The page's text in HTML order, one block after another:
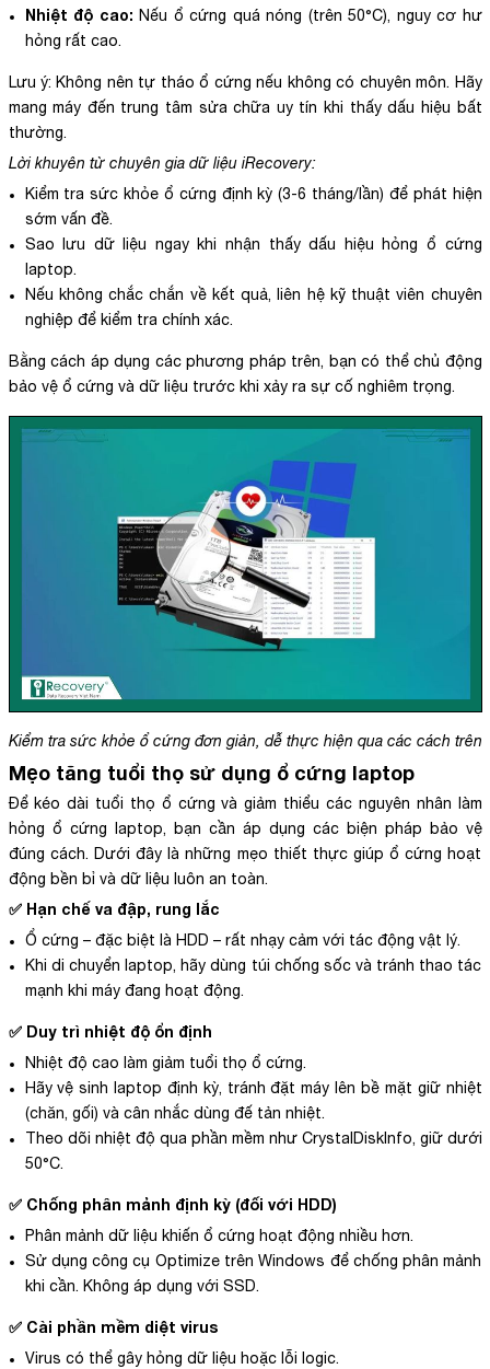
Nhiệt độ cao: Nếu ổ cứng quá nóng (trên 50°C), nguy cơ hư
hỏng rất cao.
Lưu ý: Không nên tự tháo ổ cứng nếu không có chuyên môn. Hãy
mang máy đến trung tâm sửa chữa uy tín khi thấy dấu hiệu bất
thường.
Lời khuyên từ chuyên gia dữ liệu iRecovery:
Kiểm tra sức khỏe ổ cứng định kỳ (3-6 tháng/lần) để phát hiện
sớm vấn đề.
Sao lưu dữ liệu ngay khi nhận thấy dấu hiệu hỏng ổ cứng
laptop.
Nếu không chắc chắn về kết quả, liên hệ kỹ thuật viên chuyên
nghiệp để kiểm tra chính xác.
Bằng cách áp dụng các phương pháp trên, bạn có thể chủ động
bảo vệ ổ cứng và dữ liệu trước khi xảy ra sự cố nghiêm trọng.
Kiểm tra sức khỏe ổ cứng đơn giản, dễ thực hiện qua các cách trên
Mẹo tăng tuổi thọ sử dụng ổ cứng laptop
Để kéo dài tuổi thọ ổ cứng và giảm thiểu các nguyên nhân làm
hỏng ổ cứng laptop, bạn cần áp dụng các biện pháp bảo vệ
đúng cách. Dưới đây là những mẹo thiết thực giúp ổ cứng hoạt
động bền bỉ và dữ liệu luôn an toàn.
✅ Hạn chế va đập, rung lắc
Ổ cứng – đặc biệt là HDD – rất nhạy cảm với tác động vật lý.
Khi di chuyển laptop, hãy dùng túi chống sốc và tránh thao tác
mạnh khi máy đang hoạt động.
✅ Duy trì nhiệt độ ổn định
Nhiệt độ cao làm giảm tuổi thọ ổ cứng.
Hãy vệ sinh laptop định kỳ, tránh đặt máy lên bề mặt giữ nhiệt
(chăn, gối) và cân nhắc dùng đế tản nhiệt.
Theo dõi nhiệt độ qua phần mềm như CrystalDiskInfo, giữ dưới
50°C.
✅ Chống phân mảnh định kỳ (đối với HDD)
Phân mảnh dữ liệu khiến ổ cứng hoạt động nhiều hơn.
Sử dụng công cụ Optimize trên Windows để chống phân mảnh
khi cần. Không áp dụng với SSD.
✅ Cài phần mềm diệt virus
Virus có thể gây hỏng dữ liệu hoặc lỗi logic.